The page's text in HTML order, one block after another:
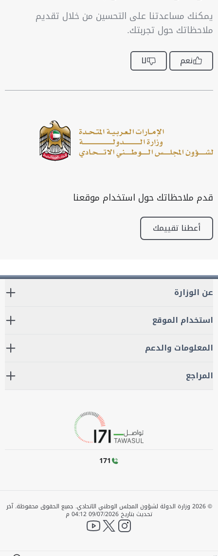
يمكنك مساعدتنا على التحسين من خلال تقديم
ملاحظاتك حول تجربتك.
نعم لا
قدم ملاحظاتك حول استخدام موقعنا
أعطنا تقييمك
عن الوزارة
استخدام الموقع
المعلومات والدعم
المراجع
171
©
2026 وزارة الدولة لشؤون المجلس الوطني الاتحادي. جميع الحقوق محفوظة.آخر
تحديث بتاريخ 09/07/2026 04:12 م
instagram
twitter
YouTube